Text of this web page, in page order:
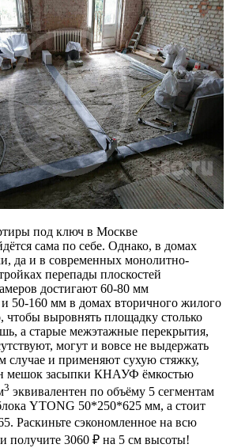
под ключ в Москве
сама по себе. Однако, в домах
да и в современных монолитно-
перепады плоскостей
достигают 60-80 мм
и 50-160 мм в домах вторичного жилого
чтобы выровнять площадку столько
а старые межэтажные перекрытия,
могут и вовсе не выдержать
случае и применяют сухую стяжку,
мешок засыпки КНАУФ ёмкостью
3 эквивалентен по объёму 5 сегментам
YTONG 50*250*625 мм, а стоит
Раскиньте сэкономленное на всю
получите 3060 ₽ на 5 см высоты!